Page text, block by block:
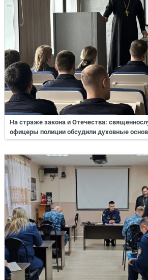
На страже закона и Отечества:
офицеры полиции обсудили духовные